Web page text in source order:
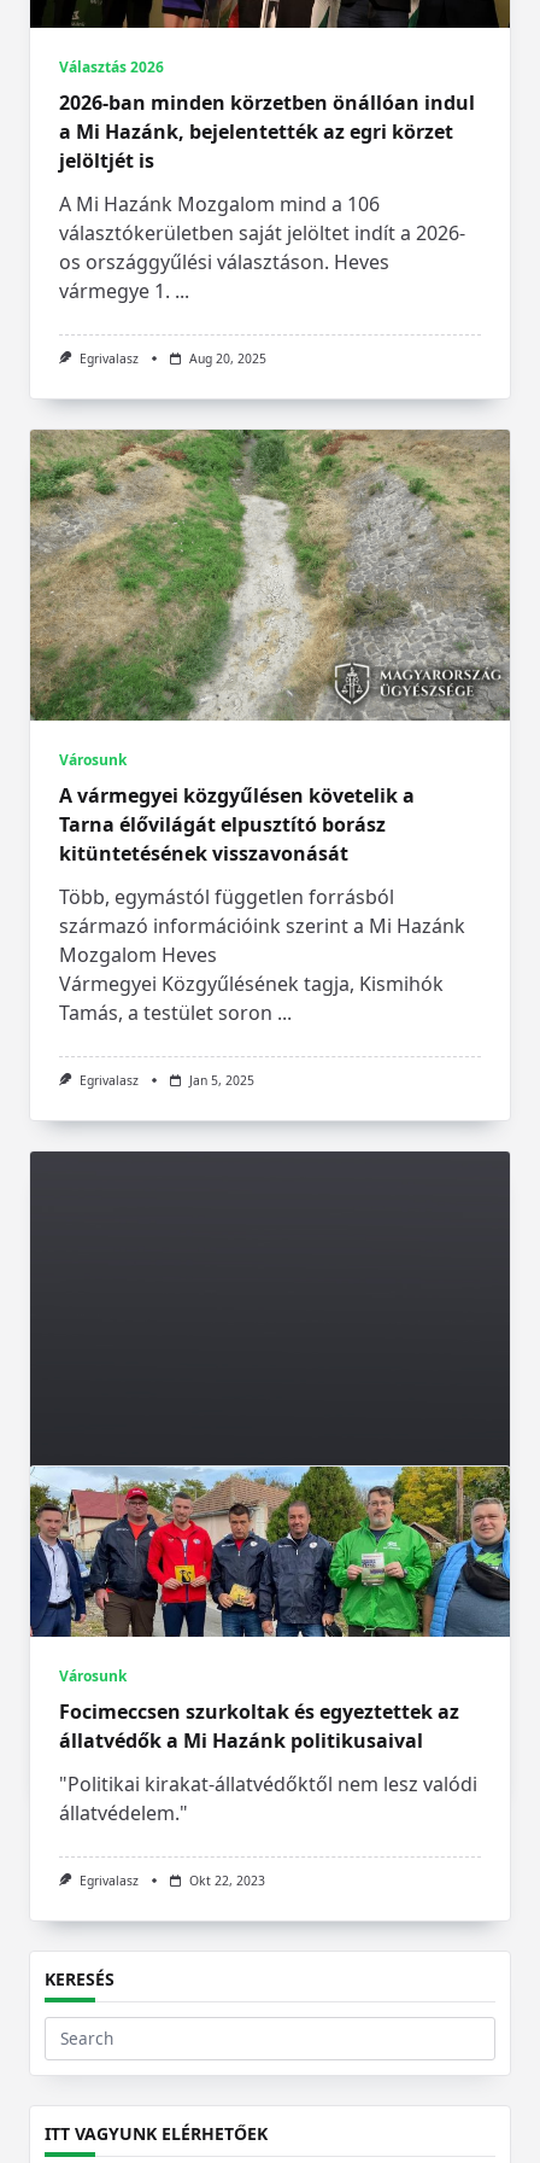
Választás 2026
2026-ban minden körzetben önállóan indul
a Mi Hazánk, bejelentették az egri körzet
jelöltjét is
A Mi Hazánk Mozgalom mind a 106
választókerületben saját jelöltet indít a 2026-
os országgyűlési választáson. Heves
vármegye 1. ...
Egrivalasz Aug 20, 2025
Városunk
A vármegyei közgyűlésen követelik a
Tarna élővilágát elpusztító borász
kitüntetésének visszavonását
Több, egymástól független forrásból
származó információink szerint a Mi Hazánk
Mozgalom Heves
Vármegyei Közgyűlésének tagja, Kismihók
Tamás, a testület soron ...
Egrivalasz Jan 5, 2025
Városunk
Őrtűz gyúl majd az Érsekkertben a Székely
Autonómia Napján – VIDEÓ
órakor gyújtják meg a máglyát.
Városunk
Focimeccsen szurkoltak és egyeztettek az
állatvédők a Mi Hazánk politikusaival
"Politikai kirakat-állatvédőktől nem lesz valódi
állatvédelem."
Egrivalasz Okt 22, 2023
KERESÉS
Search
for:
ITT VAGYUNK ELÉRHETŐEK